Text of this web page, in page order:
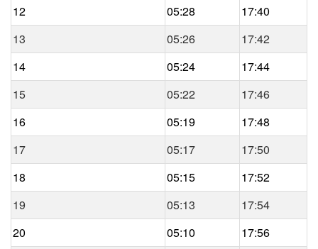
12
05:28
17:40
13
05:26
17:42
14
05:24
17:44
15
05:22
17:46
16
05:19
17:48
17
05:17
17:50
18
05:15
17:52
19
05:13
17:54
20
05:10
17:56